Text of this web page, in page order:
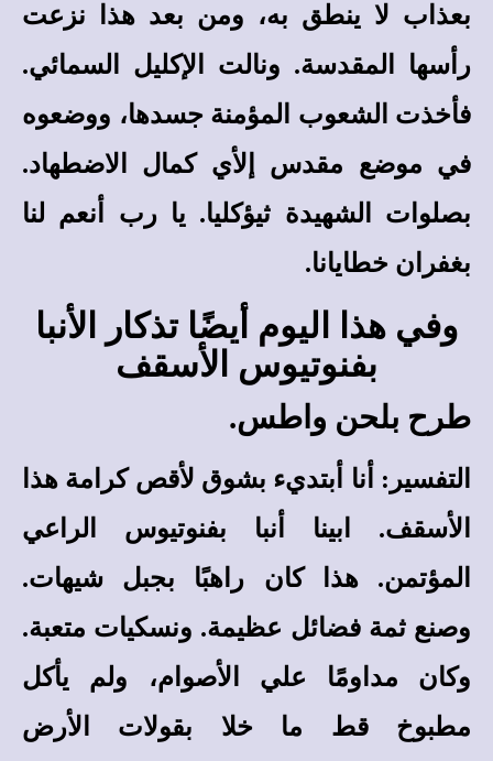
بعذاب لا ينطق به، ومن بعد هذا نزعت
رأسها المقدسة. ونالت الإكليل السمائي.
فأخذت الشعوب المؤمنة جسدها، ووضعوه
في موضع مقدس إلأي كمال الاضطهاد.
بصلوات الشهيدة ثيؤكليا. يا رب أنعم لنا
بغفران خطايانا.
وفي هذا اليوم أيضًا تذكار الأنبا
بفنوتيوس الأسقف
طرح بلحن واطس.
التفسير : أنا أبتديء بشوق لأقص كرامة هذا
الأسقف. ابينا أنبا بفنوتيوس الراعي
المؤتمن. هذا كان راهبًا بجبل شيهات.
وصنع ثمة فضائل عظيمة. ونسكيات متعبة.
وكان مداومًا علي الأصوام، ولم يأكل
مطبوخ قط ما خلا بقولات الأرض